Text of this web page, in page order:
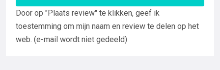
Door op "Plaats review" te klikken, geef ik
toestemming om mijn naam en review te delen op het
web. (e-mail wordt niet gedeeld)